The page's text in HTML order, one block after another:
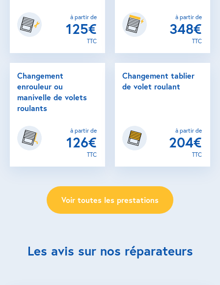
à partir de
125€
TTC
à partir de
348€
TTC
Changement
enrouleur ou
manivelle de volets
roulants
à partir de
126€
TTC
Changement tablier
de volet roulant
à partir de
204€
TTC
Voir toutes les prestations
Les avis sur nos réparateurs